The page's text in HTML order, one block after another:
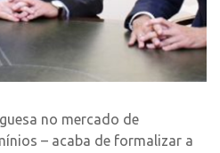
no mercado de
– acaba de formalizar a